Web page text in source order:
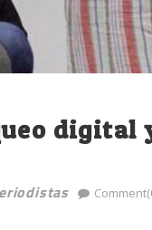
digital